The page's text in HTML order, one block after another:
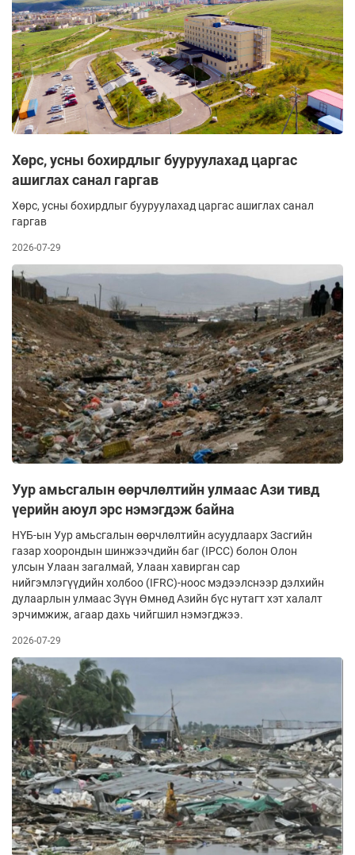
Хөрс, усны бохирдлыг бууруулахад царгас
ашиглах санал гаргав
Хөрс, усны бохирдлыг бууруулахад царгас ашиглах санал
гаргав
2026-07-29
Уур амьсгалын өөрчлөлтийн улмаас Ази тивд
үерийн аюул эрс нэмэгдэж байна
НҮБ-ын Уур амьсгалын өөрчлөлтийн асуудлаарх Засгийн
газар хоорондын шинжээчдийн баг (IPCC) болон Олон
улсын Улаан загалмай, Улаан хавирган сар
нийгэмлэгүүдийн холбоо (IFRC)-ноос мэдээлснээр дэлхийн
дулаарлын улмаас Зүүн Өмнөд Азийн бүс нутагт хэт халалт
эрчимжиж, агаар дахь чийгшил нэмэгджээ.
2026-07-29